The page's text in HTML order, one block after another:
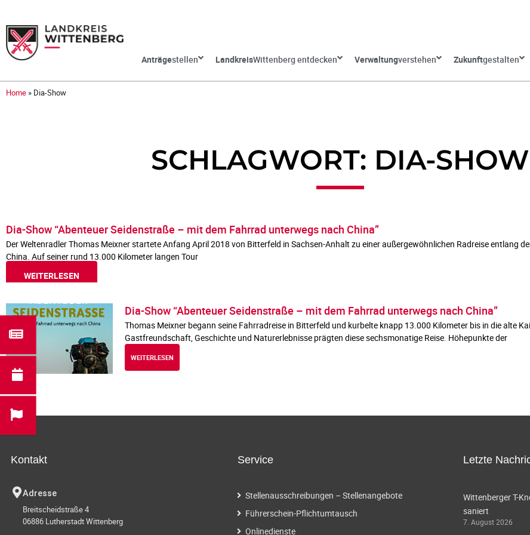
Anträgestellen LandkreisWittenberg entdecken Verwaltungverstehen Zukunftgestalten
Home » Dia-Show
SCHLAGWORT: DIA-SHOW
Dia-Show “Abenteuer Seidenstraße – mit dem Fahrrad unterwegs nach China”
Der Weltenradler Thomas Meixner startete Anfang April 2018 von Bitterfeld in Sachsen-Anhalt zu einer außergewöhnlichen Radreise entlang
China. Auf seiner rund 13.000 Kilometer langen Tour
WEITERLESEN
Dia-Show “Abenteuer Seidenstraße – mit dem Fahrrad unterwegs nach China”
Thomas Meixner begann seine Fahrradreise in Bitterfeld und kurbelte knapp 13.000 Kilometer bis in die alte
Gastfreundschaft, Geschichte und Naturerlebnisse prägten diese sechsmonatige Reise. Höhepunkte der
WEITERLESEN
Kontakt
Adresse
Breitscheidstraße 4
06886 Lutherstadt Wittenberg
Service
Stellenausschreibungen – Stellenangebote
Führerschein-Pflichtumtausch
Onlinedienste
Letzte
Wittenberger T-
saniert
7. August 2026